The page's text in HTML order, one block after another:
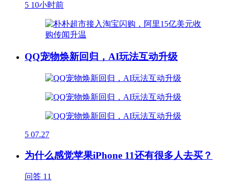
5 10小时前
QQ宠物焕新回归，AI玩法互动升级
5 07.27
为什么感觉苹果iPhone 11还有很多人去买？
问答 11